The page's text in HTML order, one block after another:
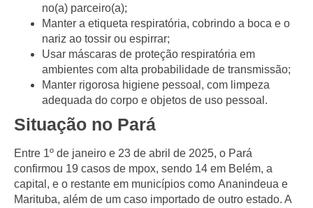
no(a) parceiro(a);
Manter a etiqueta respiratória, cobrindo a boca e o
nariz ao tossir ou espirrar;
Usar máscaras de proteção respiratória em
ambientes com alta probabilidade de transmissão;
Manter rigorosa higiene pessoal , com limpeza
adequada do corpo e objetos de uso pessoal.
Situação no Pará
Entre 1º de janeiro e 23 de abril de 2025, o Pará
confirmou 19 casos de mpox, sendo 14 em Belém, a
capital, e o restante em municípios como Ananindeua e
Marituba, além de um caso importado de outro estado. A